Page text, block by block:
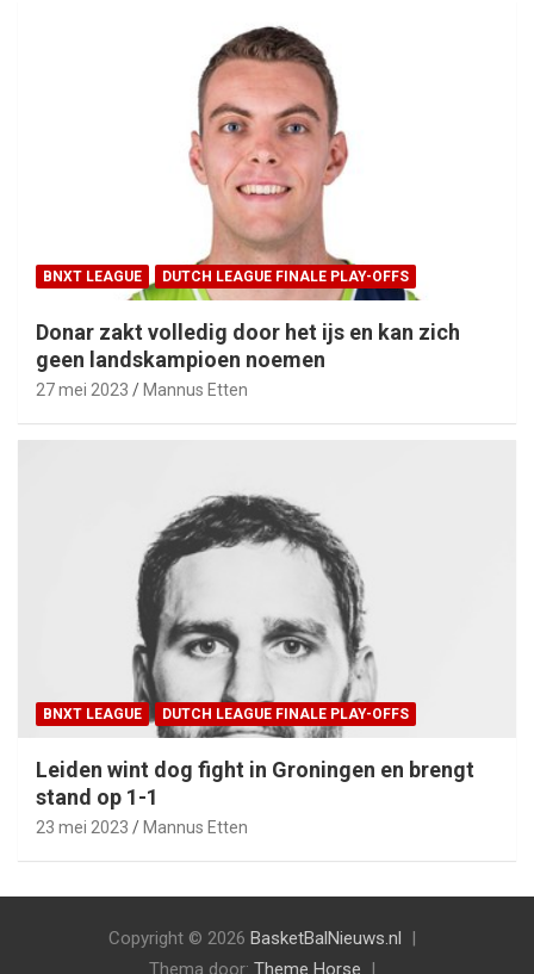
BNXT LEAGUE DUTCH LEAGUE FINALE PLAY-OFFS
Donar zakt volledig door het ijs en kan zich
geen landskampioen noemen
27 mei 2023 Mannus Etten
BNXT LEAGUE DUTCH LEAGUE FINALE PLAY-OFFS
Leiden wint dog fight in Groningen en brengt
stand op 1-1
23 mei 2023 Mannus Etten
Copyright © 2026 BasketBalNieuws.nl